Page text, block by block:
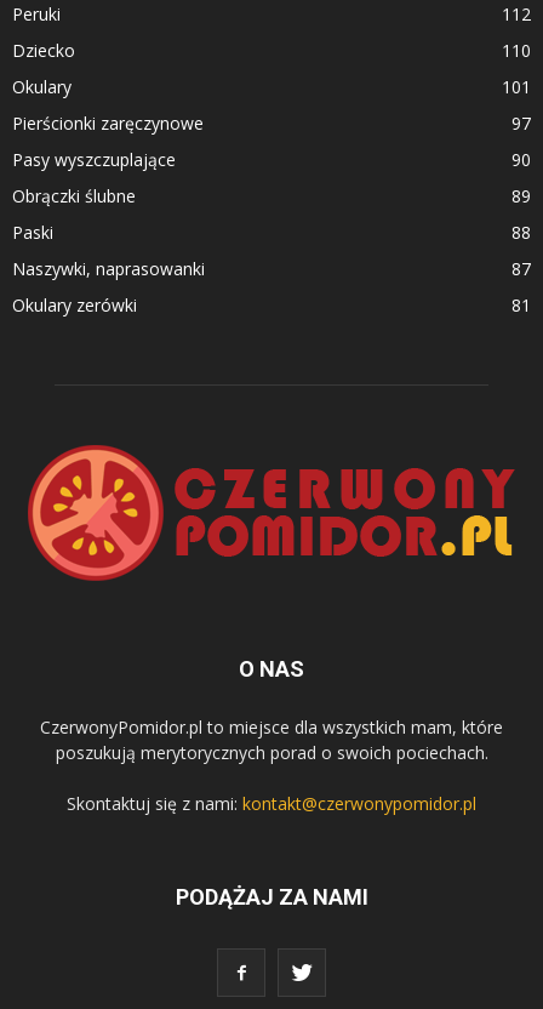
Peruki
112
Dziecko
110
Okulary
101
Pierścionki zaręczynowe
97
Pasy wyszczuplające
90
Obrączki ślubne
89
Paski
88
Naszywki, naprasowanki
87
Okulary zerówki
81
O NAS
CzerwonyPomidor.pl to miejsce dla wszystkich mam, które
poszukują merytorycznych porad o swoich pociechach.
Skontaktuj się z nami: kontakt@czerwonypomidor.pl
PODĄŻAJ ZA NAMI